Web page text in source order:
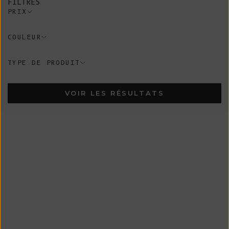
FILTRES
PRIX
COULEUR
TYPE DE PRODUIT
VOIR LES RÉSULTATS